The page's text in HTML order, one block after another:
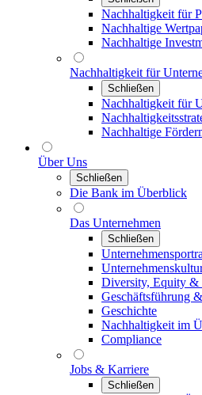
Nachhaltigkeit für
Nachhaltige
Nachhaltige
Nachhaltigkeit für
Schließen
Nachhaltigkeit für
Nachhaltige
Über Uns
Schließen
Die Bank im Überblick
Das Unternehmen
Schließen
Diversity, Equity &
Geschäftsführung
Geschichte
Nachhaltigkeit im
Compliance
Jobs & Karriere
Schließen